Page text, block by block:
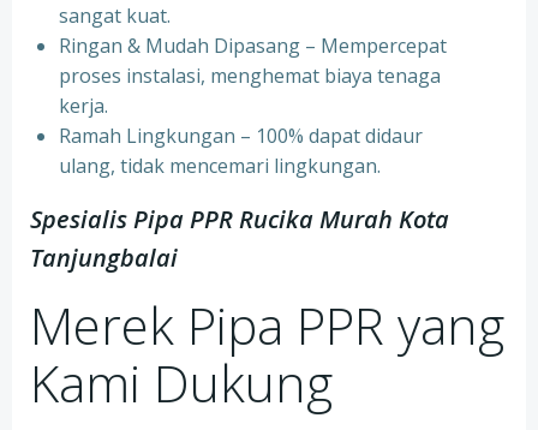
sangat kuat.
⁠Ringan & Mudah Dipasang – Mempercepat
proses instalasi, menghemat biaya tenaga
kerja.
⁠Ramah Lingkungan – 100% dapat didaur
ulang, tidak mencemari lingkungan.
Spesialis Pipa PPR Rucika Murah Kota
Tanjungbalai
Merek Pipa PPR yang
Kami Dukung